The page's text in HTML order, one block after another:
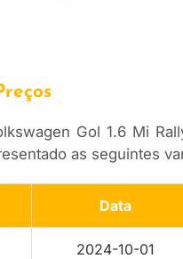
Gol 1.6 Mi
as seguintes
Data
2024-10-01